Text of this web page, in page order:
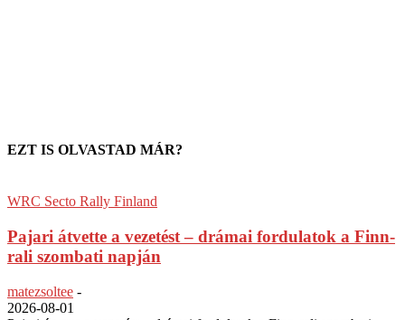
EZT IS OLVASTAD MÁR?
WRC Secto Rally Finland
Pajari átvette a vezetést – drámai fordulatok a Finn-
rali szombati napján
matezsoltee -
2026-08-01